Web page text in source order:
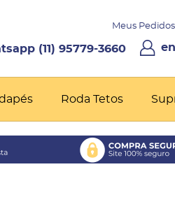
Meus Pedidos
(11) 95779-3660
Roda Tetos